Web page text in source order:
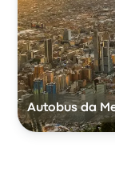
Autobus da